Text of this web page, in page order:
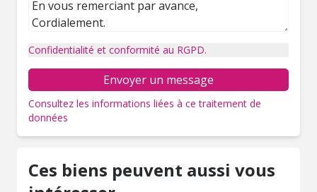
Confidentialité et conformité au RGPD.
Envoyer un message
Consultez les informations liées à ce traitement de
données
Ces biens peuvent aussi vous